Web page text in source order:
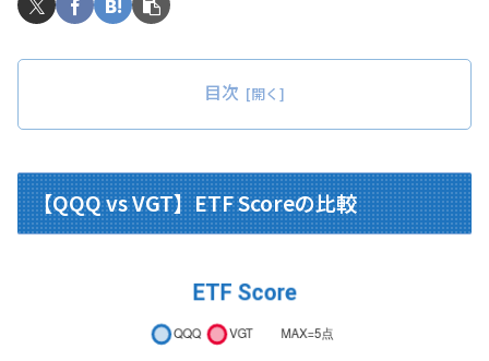
目次
【QQQ vs VGT】ETF Scoreの比較